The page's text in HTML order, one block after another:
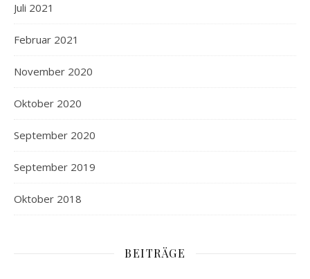
Juli 2021
Februar 2021
November 2020
Oktober 2020
September 2020
September 2019
Oktober 2018
BEITRÄGE